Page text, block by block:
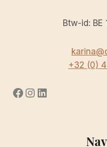
Btw-id:
+32 (0)
Facebook
Instagram
LinkedIn